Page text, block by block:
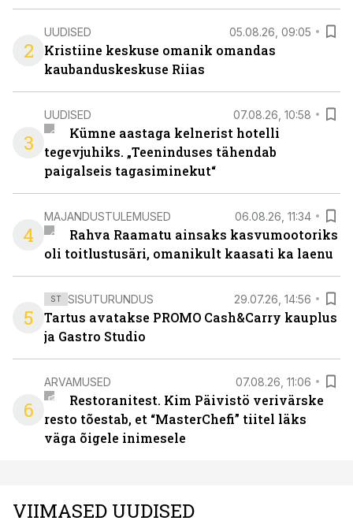
2
UUDISED 05.08.26, 09:05
Kristiine keskuse omanik omandas
kaubanduskeskuse Riias
3
UUDISED 07.08.26, 10:58
Kümne aastaga kelnerist hotelli
tegevjuhiks. „Teeninduses tähendab
paigalseis tagasiminekut“
4
MAJANDUSTULEMUSED 06.08.26, 11:34
Rahva Raamatu ainsaks kasvumootoriks
oli toitlustusäri, omanikult kaasati ka laenu
5
ST SISUTURUNDUS 29.07.26, 14:56
Tartus avatakse PROMO Cash&Carry kauplus
ja Gastro Studio
6
ARVAMUSED 07.08.26, 11:06
Restoranitest. Kim Päivistö verivärske
resto tõestab, et “MasterChefi” tiitel läks
väga õigele inimesele
VIIMASED UUDISED